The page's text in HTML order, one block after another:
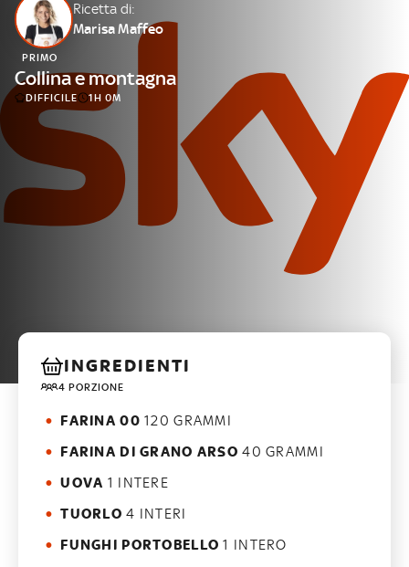
Cos’altro vedere:
PROGRAMMI SKY
Un mondo di offerte:
SKY.IT
NOW
Ricetta di:
Marisa Maffeo
PRIMO
Collina e montagna
DIFFICILE 1H 0M
INGREDIENTI
4 PORZIONE
FARINA 00 120 GRAMMI
FARINA DI GRANO ARSO 40 GRAMMI
UOVA 1 INTERE
TUORLO 4 INTERI
FUNGHI PORTOBELLO 1 INTERO